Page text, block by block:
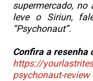
supermercado, no
leve o Siriun,
“Psychonaut”.
Confira a resenha
https://
psychonaut-review